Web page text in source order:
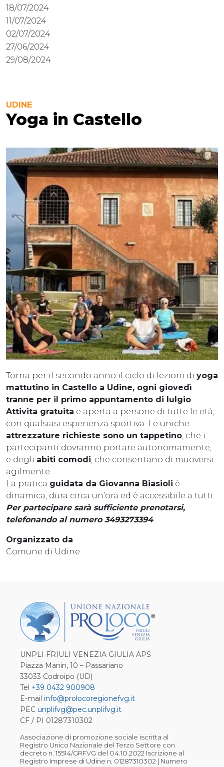
18/07/2024
11/07/2024
02/07/2024
27/06/2024
29/08/2024
UDINE
Yoga in Castello
Torna per il secondo anno il ciclo di lezioni di yoga
mattutino in Castello a Udine, ogni giovedì
tranne per il primo appuntamento di lulgio
Attivita gratuita e aperta a persone di tutte le età,
con qualsiasi esperienza sportiva. Le uniche
attrezzature richieste sono un tappetino , che i
partecipanti dovranno portare autonomamente,
e degli abiti comodi , che consentano di muoversi
agilmente.
La pratica guidata da Giovanna Biasioli è
dinamica, dura circa un’ora ed è accessibile a tutti.
Per partecipare sarà sufficiente prenotarsi,
telefonando al numero 3493273394
Organizzato da
Comune di Udine
UNPLI FRIULI VENEZIA GIULIA APS
Piazza Manin, 10 – Passariano
33033 Codroipo (UD)
Tel +39 0432 900908
E-mail info@prolocoregionefvg.it
PEC unplifvg@pec.unplifvg.it
CF / PI 01287310302
Associazione di promozione sociale iscritta al
Registro Unico Nazionale del Terzo Settore con
decreto n. 15514/GRFVG del 04.10.2022 Iscrizione al
Registro Imprese di Udine n. 01287310302 | Numero